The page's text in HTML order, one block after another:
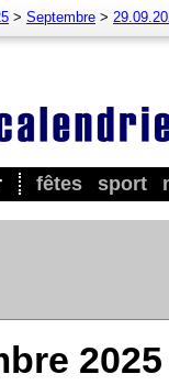
fêtes sport
> Septembre >
2025